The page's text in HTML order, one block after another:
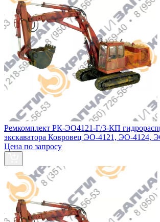
Ремкомплект РК-ЭО4121-Г/3-КП
экскаватора Ковровец ЭО-4121, ЭО-4124,
Цена по запросу